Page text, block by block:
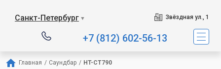
Санкт-Петербург ▼ Звёздная ул., 1
+7 (812) 602-56-13
Главная / Саундбар / HT-CT790